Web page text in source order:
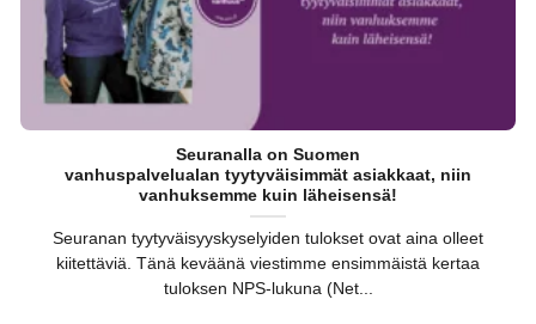
Seuranalla on Suomen
vanhuspalvelualan tyytyväisimmät asiakkaat, niin
vanhuksemme kuin läheisensä!
Seuranan tyytyväisyyskyselyiden tulokset ovat aina olleet
kiitettäviä. Tänä keväänä viestimme ensimmäistä kertaa
tuloksen NPS-lukuna (Net...